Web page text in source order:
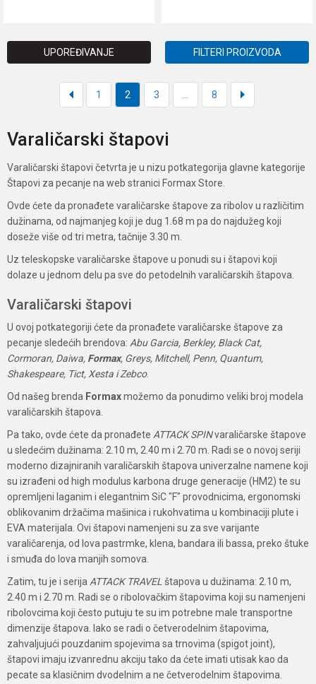
UPOREĐIVANJE FILTERI PROIZVODA
1 2 3 8
Varaličarski štapovi
Varaličarski štapovi četvrta je u nizu potkategorija glavne kategorije
Štapovi za pecanje na web stranici Formax Store.
Ovde ćete da pronađete varaličarske štapove za ribolov u različitim
dužinama, od najmanjeg koji je dug 1.68 m pa do najdužeg koji
doseže više od tri metra, tačnije 3.30 m.
Uz teleskopske varaličarske štapove u ponudi su i štapovi koji
dolaze u jednom delu pa sve do petodelnih varaličarskih štapova.
Varaličarski štapovi
U ovoj potkategoriji ćete da pronađete varaličarske štapove za
pecanje sledećih brendova: Abu Garcia, Berkley, Black Cat,
Cormoran, Daiwa, Formax, Greys, Mitchell, Penn, Quantum,
Shakespeare, Tict, Xesta i Zebco.
Od našeg brenda Formaxmožemo da ponudimo veliki broj modela
varaličarskih štapova.
Pa tako, ovde ćete da pronađete ATTACK SPINvaraličarske štapove
u sledećim dužinama: 2.10 m, 2.40 m i 2.70 m. Radi se o novoj seriji
moderno dizajniranih varaličarskih štapova univerzalne namene koji
su izrađeni od high modulus karbona druge generacije (HM2) te su
opremljeni laganim i elegantnim SiC "F" provodnicima, ergonomski
oblikovanim držačima mašinica i rukohvatima u kombinaciji plute i
EVA materijala. Ovi štapovi namenjeni su za sve varijante
varaličarenja, od lova pastrmke, klena, bandara ili bassa, preko štuke
i smuđa do lova manjih somova.
Zatim, tu je i serija ATTACK TRAVEL štapova u dužinama: 2.10 m,
2.40 m i 2.70 m. Radi se o ribolovačkim štapovima koji su namenjeni
ribolovcima koji često putuju te su im potrebne male transportne
dimenzije štapova. Iako se radi o četverodelnim štapovima,
zahvaljujući pouzdanim spojevima sa trnovima (spigot joint),
štapovi imaju izvanrednu akciju tako da ćete imati utisak kao da
pecate sa klasičnim dvodelnim a ne četverodelnim štapovima.